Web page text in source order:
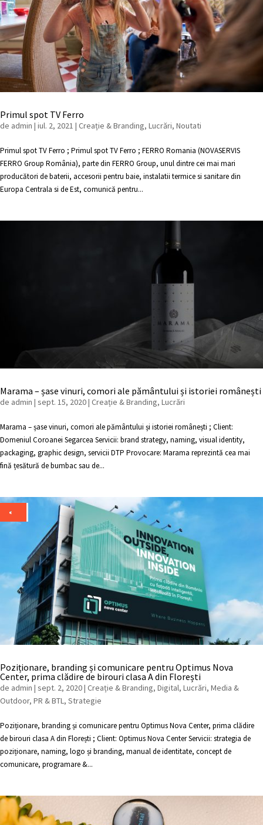
Primul spot TV Ferro
de admin | iul. 2, 2021 | Creație & Branding, Lucrări, Noutati
Primul spot TV Ferro ; Primul spot TV Ferro ; FERRO Romania (NOVASERVIS
FERRO Group România), parte din FERRO Group, unul dintre cei mai mari
producători de baterii, accesorii pentru baie, instalatii termice si sanitare din
Europa Centrala si de Est, comunică pentru...
Marama – șase vinuri, comori ale pământului și istoriei românești
de admin | sept. 15, 2020| Creație & Branding, Lucrări
Marama – șase vinuri, comori ale pământului și istoriei românești ; Client:
Domeniul Coroanei Segarcea Servicii: brand strategy, naming, visual identity,
packaging, graphic design, servicii DTP Provocare: Marama reprezintă cea mai
fină țesătură de bumbac sau de...
Poziționare, branding și comunicare pentru Optimus Nova
Center, prima clădire de birouri clasa A din Florești
de admin | sept. 2, 2020| Creație & Branding, Digital, Lucrări, Media &
Outdoor, PR & BTL, Strategie
Poziționare, branding și comunicare pentru Optimus Nova Center, prima clădire
de birouri clasa A din Florești ; Client: Optimus Nova Center Servicii: strategia de
poziționare, naming, logo și branding, manual de identitate, concept de
comunicare, programare &...